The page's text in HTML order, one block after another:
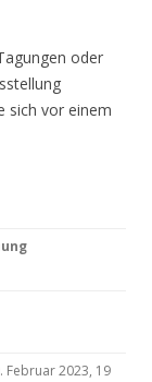
oder
sich vor einem
Februar 2023, 19